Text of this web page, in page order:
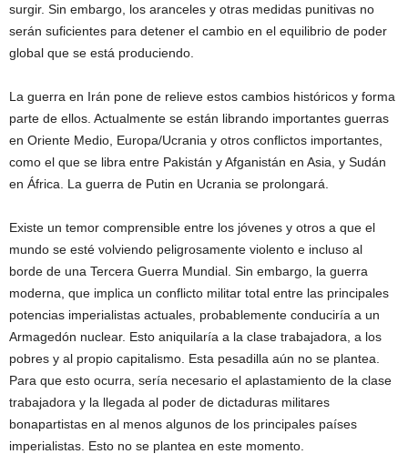
surgir. Sin embargo, los aranceles y otras medidas punitivas no
serán suficientes para detener el cambio en el equilibrio de poder
global que se está produciendo.
La guerra en Irán pone de relieve estos cambios históricos y forma
parte de ellos. Actualmente se están librando importantes guerras
en Oriente Medio, Europa/Ucrania y otros conflictos importantes,
como el que se libra entre Pakistán y Afganistán en Asia, y Sudán
en África. La guerra de Putin en Ucrania se prolongará.
Existe un temor comprensible entre los jóvenes y otros a que el
mundo se esté volviendo peligrosamente violento e incluso al
borde de una Tercera Guerra Mundial. Sin embargo, la guerra
moderna, que implica un conflicto militar total entre las principales
potencias imperialistas actuales, probablemente conduciría a un
Armagedón nuclear. Esto aniquilaría a la clase trabajadora, a los
pobres y al propio capitalismo. Esta pesadilla aún no se plantea.
Para que esto ocurra, sería necesario el aplastamiento de la clase
trabajadora y la llegada al poder de dictaduras militares
bonapartistas en al menos algunos de los principales países
imperialistas. Esto no se plantea en este momento.